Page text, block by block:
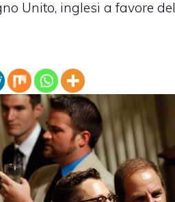
Unito, inglesi a favore